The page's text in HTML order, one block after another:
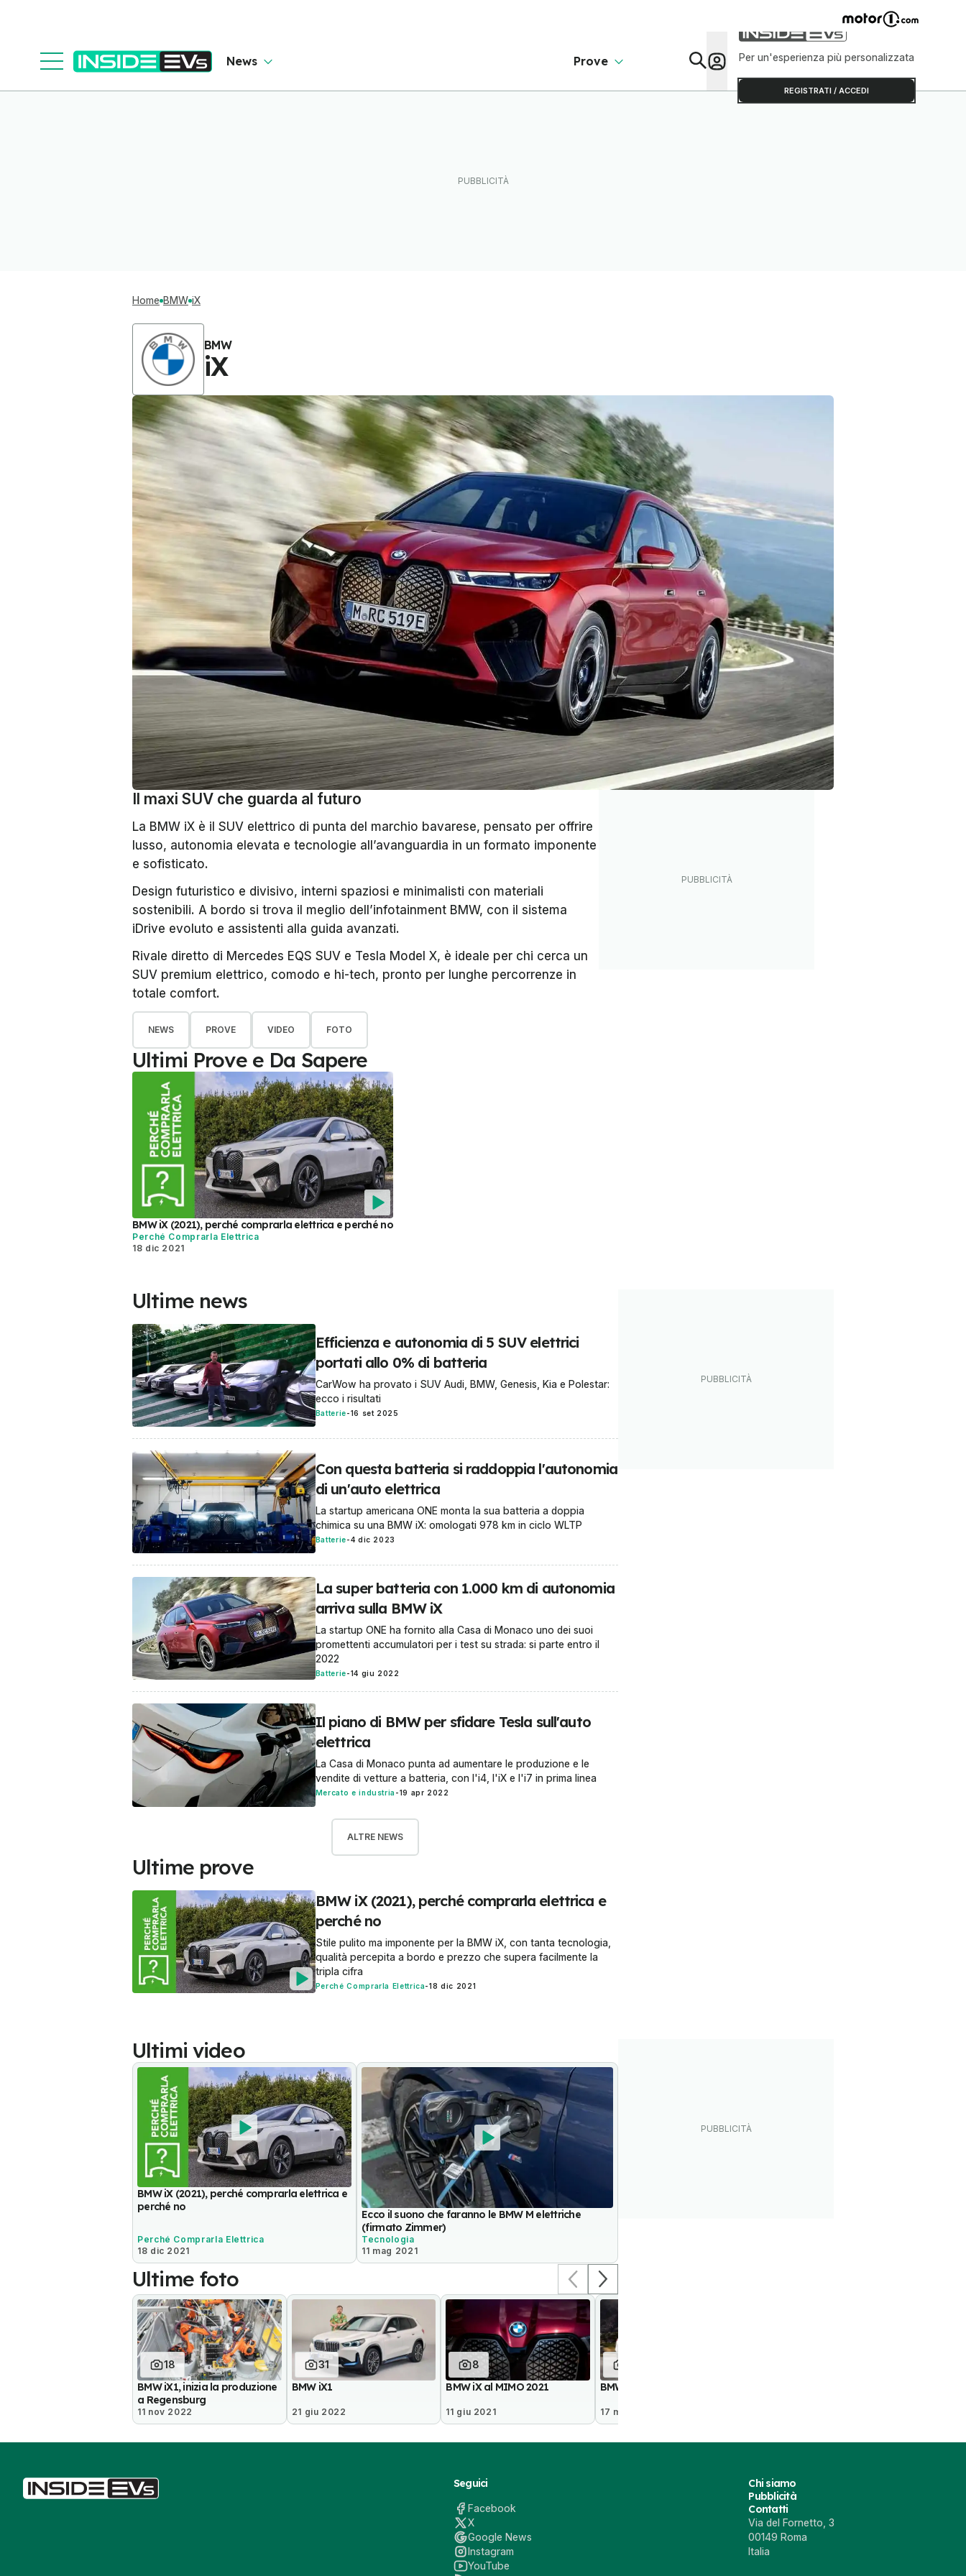
News Prove Per un'esperienza più personalizzata
REGISTRATI / ACCEDI
Home BMW iX
BMW
iX
Il maxi SUV che guarda al futuro
La BMW iX è il SUV elettrico di punta del marchio bavarese, pensato per offrire
lusso, autonomia elevata e tecnologie all’avanguardia in un formato imponente
e sofisticato.
Design futuristico e divisivo, interni spaziosi e minimalisti con materiali
sostenibili. A bordo si trova il meglio dell’infotainment BMW, con il sistema
iDrive evoluto e assistenti alla guida avanzati.
Rivale diretto di Mercedes EQS SUV e Tesla Model X, è ideale per chi cerca un
SUV premium elettrico, comodo e hi-tech, pronto per lunghe percorrenze in
totale comfort.
NEWS PROVE VIDEO FOTO
Ultimi Prove e Da Sapere
BMW iX (2021), perché comprarla elettrica e perché no
Perché Comprarla Elettrica
18 dic 2021
Ultime news
Efficienza e autonomia di 5 SUV elettrici
portati allo 0% di batteria
CarWow ha provato i SUV Audi, BMW, Genesis, Kia e Polestar:
ecco i risultati
Batterie-16 set 2025
Con questa batteria si raddoppia l'autonomia
di un'auto elettrica
La startup americana ONE monta la sua batteria a doppia
chimica su una BMW iX: omologati 978 km in ciclo WLTP
Batterie-4 dic 2023
La super batteria con 1.000 km di autonomia
arriva sulla BMW iX
La startup ONE ha fornito alla Casa di Monaco uno dei suoi
promettenti accumulatori per i test su strada: si parte entro il
2022
Batterie-14 giu 2022
Il piano di BMW per sfidare Tesla sull'auto
elettrica
La Casa di Monaco punta ad aumentare le produzione e le
vendite di vetture a batteria, con l'i4, l'iX e l'i7 in prima linea
Mercato e industria -19 apr 2022
ALTRE NEWS
Ultime prove
BMW iX (2021), perché comprarla elettrica e
perché no
Stile pulito ma imponente per la BMW iX, con tanta tecnologia,
qualità percepita a bordo e prezzo che supera facilmente la
tripla cifra
Perché Comprarla Elettrica-18 dic 2021
Ultimi video
BMW iX (2021), perché comprarla elettrica e
perché no
Perché Comprarla Elettrica
18 dic 2021
Ecco il suono che faranno le BMW M elettriche
(firmato Zimmer)
Tecnologia
11 mag 2021
Ultime foto
18
BMW iX1, inizia la produzione
a Regensburg
11 nov 2022
31
BMW iX1
21 giu 2022
8
BMW iX al MIMO 2021
11 giu 2021
BMW iX (2021)
17 mar 2021
Seguici
Facebook
X
Google News
Instagram
YouTube
Chi siamo
Pubblicità
Contatti
Via del Fornetto, 3
00149 Roma
Italia